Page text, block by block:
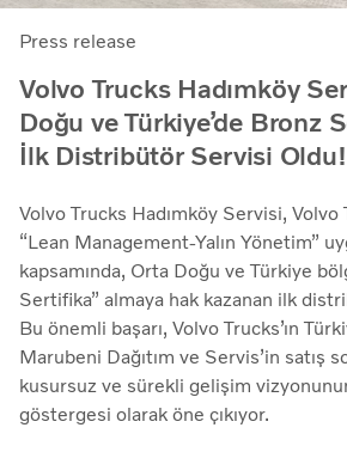
Press release
Volvo Trucks Hadımköy
Doğu ve Türkiye’de Bronz
İlk Distribütör Servisi Oldu!
Volvo Trucks Hadımköy Servisi, Volvo
“Lean Management-Yalın Yönetim”
kapsamında, Orta Doğu ve Türkiye
Sertifika” almaya hak kazanan ilk
Bu önemli başarı, Volvo Trucks’ın
Marubeni Dağıtım ve Servis’in satış
kusursuz ve sürekli gelişim
göstergesi olarak öne çıkıyor.